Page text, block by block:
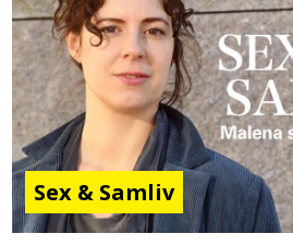
Sex & Samliv